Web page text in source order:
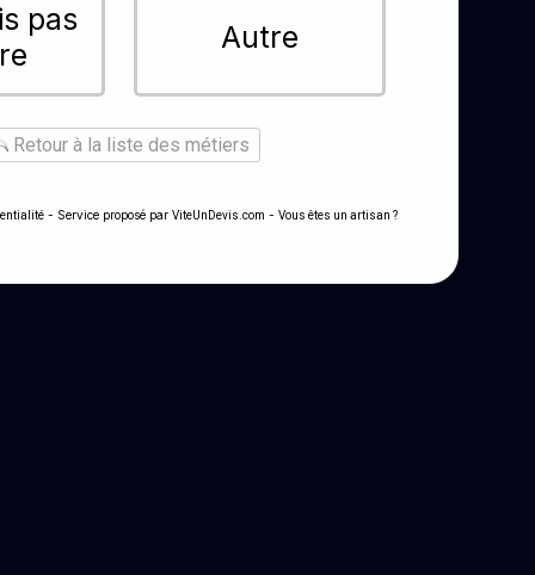
pas
Autre
Retour à la liste des métiers
- Service proposé par ViteUnDevis.com - Vous êtes un artisan ?